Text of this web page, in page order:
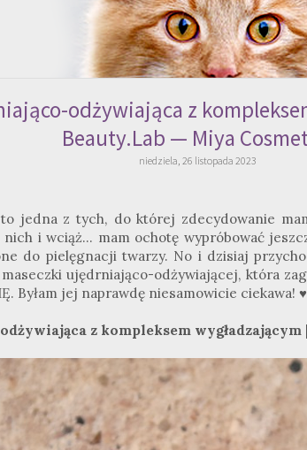
odżywiająca z
Beauty.Lab — Miya
niedziela, 26 listopada 2023
jedna z tych, do której zdecydowanie
i wciąż... mam ochotę wypróbować
do pielęgnacji twarzy. No i dzisiaj
ujędrniająco-odżywiającej, która
Byłam jej naprawdę niesamowicie ciekawa! ♥
z kompleksem wygładzającym